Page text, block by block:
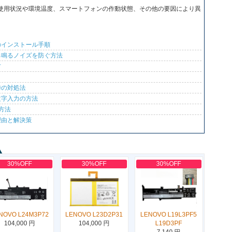
状況や環境温度、スマートフォンの作動状態、その他の要因により異
ンストール手順
るノイズを防ぐ方法
対処法
入力の方法
法
と解決策
30%OFF
L24M3P72
104,000 円
30%OFF
LENOVO L23D2P31
104,000 円
30%OFF
LENOVO L19L3PF5
L19D3PF